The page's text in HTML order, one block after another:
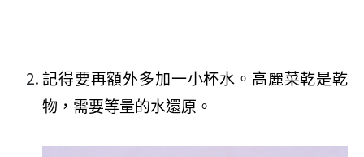
記得要再額外多加一小杯水。高麗菜乾是乾
物，需要等量的水還原。